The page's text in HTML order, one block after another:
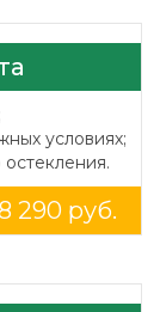
условиях;
290 руб.